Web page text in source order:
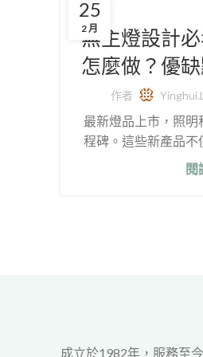
25
2 月
無主燈設計
怎麼做？優
作者
最新燈品上市，照
程碑。這些新產品
閱
成立於1982年，服務至